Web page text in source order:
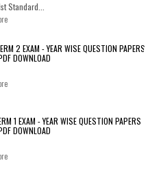
Standard...
2 EXAM - YEAR WISE QUESTION PAPERS
DOWNLOAD
1 EXAM - YEAR WISE QUESTION PAPERS
DOWNLOAD